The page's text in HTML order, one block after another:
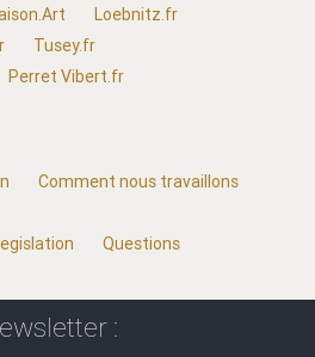
Loebnitz.fr
Tusey.fr
Perret Vibert.fr
Comment nous travaillons
Questions
: